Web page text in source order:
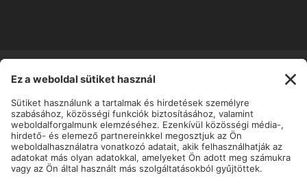
Copyright © Mapei Kft - 2025